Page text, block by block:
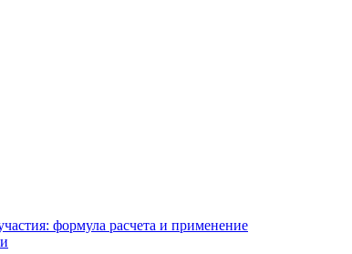
формула расчета и применение